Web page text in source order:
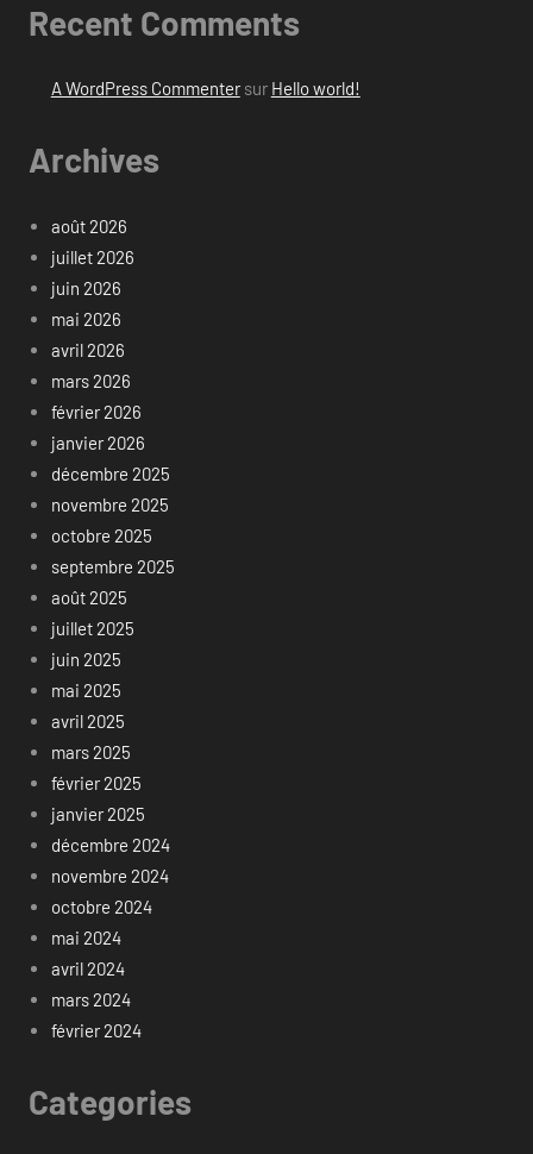
Recent Comments
A WordPress Commentersur Hello world!
Archives
août 2026
juillet 2026
juin 2026
mai 2026
avril 2026
mars 2026
février 2026
janvier 2026
décembre 2025
novembre 2025
octobre 2025
septembre 2025
août 2025
juillet 2025
juin 2025
mai 2025
avril 2025
mars 2025
février 2025
janvier 2025
décembre 2024
novembre 2024
octobre 2024
mai 2024
avril 2024
mars 2024
février 2024
Categories